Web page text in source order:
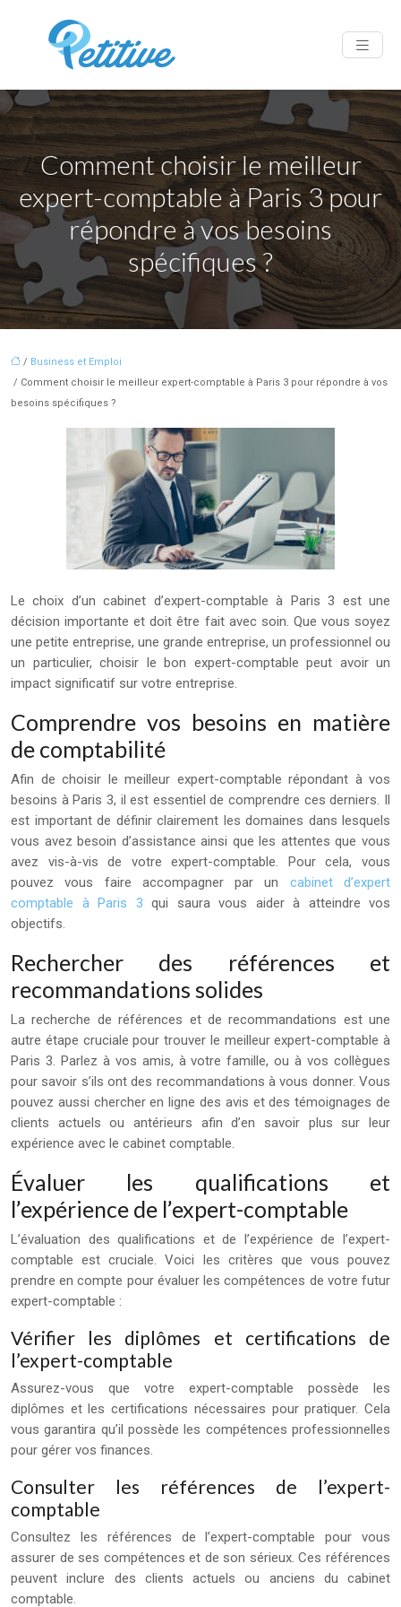
Comment choisir le meilleur
expert-comptable à Paris 3 pour
répondre à vos besoins
spécifiques ?
/ Business et Emploi
/ Comment choisir le meilleur expert-comptable à Paris 3 pour répondre à vos
besoins spécifiques ?
Le choix d’un cabinet d’expert-comptable à Paris 3 est une
décision importante et doit être fait avec soin. Que vous soyez
une petite entreprise, une grande entreprise, un professionnel ou
un particulier, choisir le bon expert-comptable peut avoir un
impact significatif sur votre entreprise.
Comprendre vos besoins en matière
de comptabilité
Afin de choisir le meilleur expert-comptable répondant à vos
besoins à Paris 3, il est essentiel de comprendre ces derniers. Il
est important de définir clairement les domaines dans lesquels
vous avez besoin d’assistance ainsi que les attentes que vous
avez vis-à-vis de votre expert-comptable. Pour cela, vous
pouvez vous faire accompagner par un cabinet d’expert
comptable à Paris 3 qui saura vous aider à atteindre vos
objectifs.
Rechercher des références et
recommandations solides
La recherche de références et de recommandations est une
autre étape cruciale pour trouver le meilleur expert-comptable à
Paris 3. Parlez à vos amis, à votre famille, ou à vos collègues
pour savoir s’ils ont des recommandations à vous donner. Vous
pouvez aussi chercher en ligne des avis et des témoignages de
clients actuels ou antérieurs afin d’en savoir plus sur leur
expérience avec le cabinet comptable.
Évaluer les qualifications et
l’expérience de l’expert-comptable
L’évaluation des qualifications et de l’expérience de l’expert-
comptable est cruciale. Voici les critères que vous pouvez
prendre en compte pour évaluer les compétences de votre futur
expert-comptable :
Vérifier les diplômes et certifications de
l’expert-comptable
Assurez-vous que votre expert-comptable possède les
diplômes et les certifications nécessaires pour pratiquer. Cela
vous garantira qu’il possède les compétences professionnelles
pour gérer vos finances.
Consulter les références de l’expert-
comptable
Consultez les références de l’expert-comptable pour vous
assurer de ses compétences et de son sérieux. Ces références
peuvent inclure des clients actuels ou anciens du cabinet
comptable.